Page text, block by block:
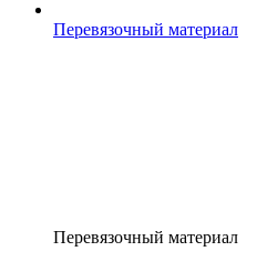
Перевязочный материал
Перевязочный материал